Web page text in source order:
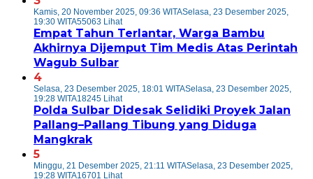
Kamis, 20 November 2025, 09:36 WITASelasa, 23 Desember 2025,
19:30 WITA55063 Lihat
Empat Tahun Terlantar, Warga Bambu
Akhirnya Dijemput Tim Medis Atas Perintah
Wagub Sulbar
4
Selasa, 23 Desember 2025, 18:01 WITASelasa, 23 Desember 2025,
19:28 WITA18245 Lihat
Polda Sulbar Didesak Selidiki Proyek Jalan
Pallang–Pallang Tibung yang Diduga
Mangkrak
5
Minggu, 21 Desember 2025, 21:11 WITASelasa, 23 Desember 2025,
19:28 WITA16701 Lihat